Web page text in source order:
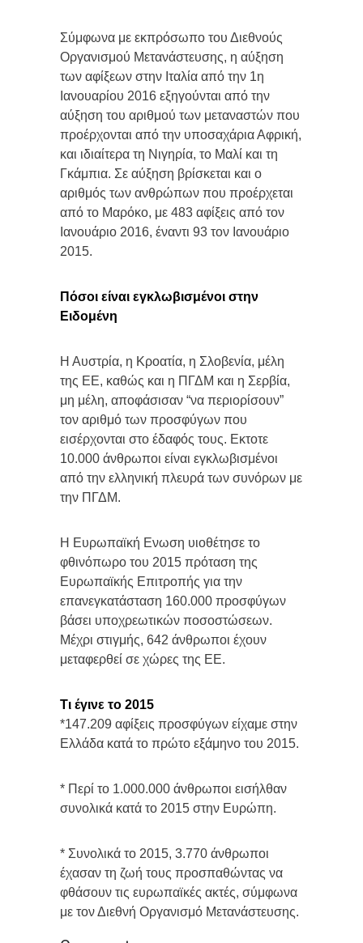
Σύμφωνα με εκπρόσωπο του Διεθνούς
Οργανισμού Μετανάστευσης, η αύξηση
των αφίξεων στην Ιταλία από την 1η
Ιανουαρίου 2016 εξηγούνται από την
αύξηση του αριθμού των μεταναστών που
προέρχονται από την υποσαχάρια Αφρική,
και ιδιαίτερα τη Νιγηρία, το Μαλί και τη
Γκάμπια. Σε αύξηση βρίσκεται και ο
αριθμός των ανθρώπων που προέρχεται
από το Μαρόκο, με 483 αφίξεις από τον
Ιανουάριο 2016, έναντι 93 τον Ιανουάριο
2015.
Πόσοι είναι εγκλωβισμένοι στην
Ειδομένη
Η Αυστρία, η Κροατία, η Σλοβενία, μέλη
της ΕΕ, καθώς και η ΠΓΔΜ και η Σερβία,
μη μέλη, αποφάσισαν “να περιορίσουν”
τον αριθμό των προσφύγων που
εισέρχονται στο έδαφός τους. Εκτοτε
10.000 άνθρωποι είναι εγκλωβισμένοι
από την ελληνική πλευρά των συνόρων με
την ΠΓΔΜ.
Η Ευρωπαϊκή Ενωση υιοθέτησε το
φθινόπωρο του 2015 πρόταση της
Ευρωπαϊκής Επιτροπής για την
επανεγκατάσταση 160.000 προσφύγων
βάσει υποχρεωτικών ποσοστώσεων.
Μέχρι στιγμής, 642 άνθρωποι έχουν
μεταφερθεί σε χώρες της ΕΕ.
Τι έγινε το 2015
*147.209 αφίξεις προσφύγων είχαμε στην
Ελλάδα κατά το πρώτο εξάμηνο του 2015.
* Περί το 1.000.000 άνθρωποι εισήλθαν
συνολικά κατά το 2015 στην Ευρώπη.
* Συνολικά το 2015, 3.770 άνθρωποι
έχασαν τη ζωή τους προσπαθώντας να
φθάσουν τις ευρωπαϊκές ακτές, σύμφωνα
με τον Διεθνή Οργανισμό Μετανάστευσης.